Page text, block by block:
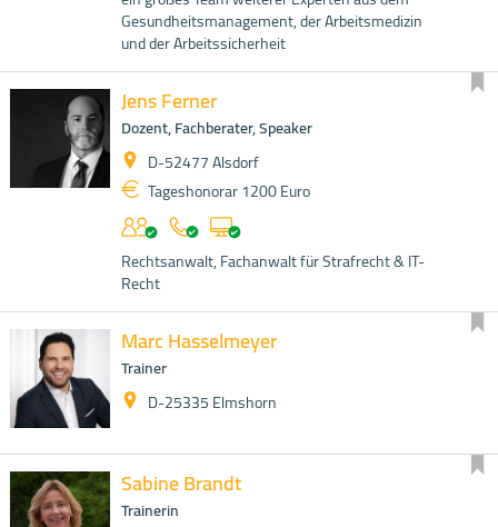
Gesundheitsmanagement, der Arbeitsmedizin
und der Arbeitssicherheit
Jens Ferner
Dozent, Fachberater, Speaker
D-52477 Alsdorf
Tageshonorar 1200 Euro
Rechtsanwalt, Fachanwalt für Strafrecht & IT-
Recht
Marc Hasselmeyer
Trainer
D-25335 Elmshorn
Sabine Brandt
Trainerin